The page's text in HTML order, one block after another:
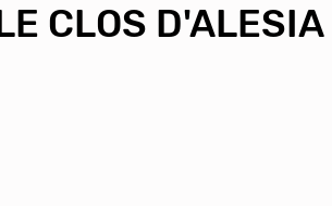
CLOS D'ALESIA